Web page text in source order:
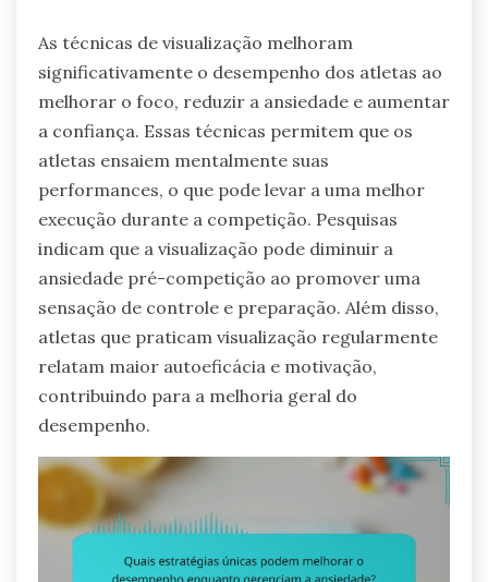
As técnicas de visualização melhoram
significativamente o desempenho dos atletas ao
melhorar o foco, reduzir a ansiedade e aumentar
a confiança. Essas técnicas permitem que os
atletas ensaiem mentalmente suas
performances, o que pode levar a uma melhor
execução durante a competição. Pesquisas
indicam que a visualização pode diminuir a
ansiedade pré-competição ao promover uma
sensação de controle e preparação. Além disso,
atletas que praticam visualização regularmente
relatam maior autoeficácia e motivação,
contribuindo para a melhoria geral do
desempenho.